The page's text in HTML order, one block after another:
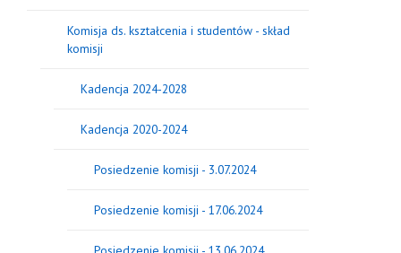
Komisja ds. kształcenia i studentów - skład
komisji
Kadencja 2024-2028
Kadencja 2020-2024
Posiedzenie komisji - 3.07.2024
Posiedzenie komisji - 17.06.2024